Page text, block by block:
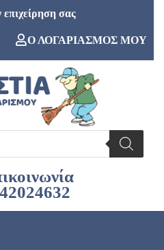
σας
Ο ΛΟΓΑΡΙΑΣΜΟΣ ΜΟΥ